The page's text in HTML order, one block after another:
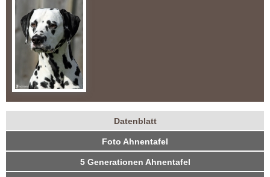
u
b
u
g
H
u
n
Datenblatt
(
a
k
t
Foto Ahnentafel
5 Generationen Ahnentafel